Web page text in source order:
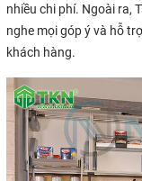
nhiều chi phí. Ngoài ra,
nghe mọi góp ý và hỗ
khách hàng.